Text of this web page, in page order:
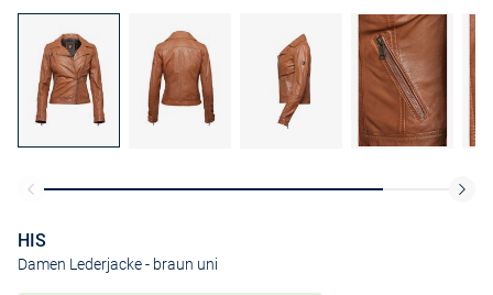
HIS
Damen Lederjacke- braun uni